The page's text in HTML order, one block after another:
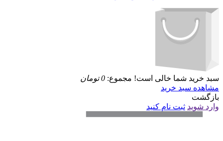
سبد خرید شما خالی است! مجموع: 0 تومان
مشاهده سبد خرید
بازگشت
وارد شوید ثبت نام کنید